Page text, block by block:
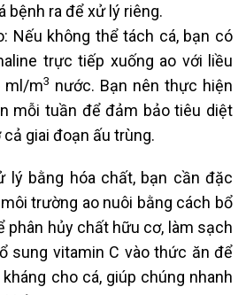
bệnh ra để xử lý riêng.
Nếu không thể tách cá, bạn có
trực tiếp xuống ao với liều
ml/m3 nước. Bạn nên thực hiện
mỗi tuần để đảm bảo tiêu diệt
giai đoạn ấu trùng.
lý bằng hóa chất, bạn cần đặc
trường ao nuôi bằng cách bổ
phân hủy chất hữu cơ, làm sạch
sung vitamin C vào thức ăn để
cho cá, giúp chúng nhanh